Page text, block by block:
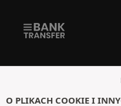
O PLIKACH COOKIE I